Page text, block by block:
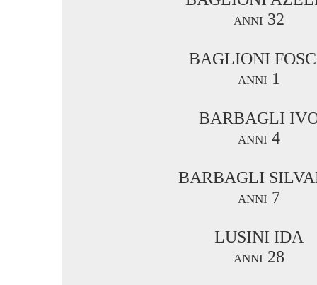
anni 32
BAGLIONI
anni 1
BARBAGLI
anni 4
BARBAGLI
anni 7
LUSINI IDA
anni 28